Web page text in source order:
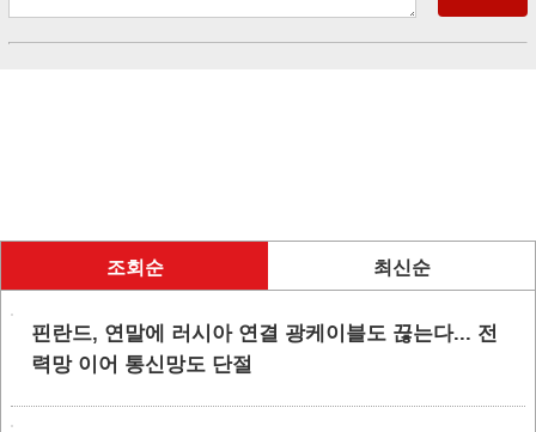
조회순 최신순
핀란드, 연말에 러시아 연결 광케이블도 끊는다... 전
력망 이어 통신망도 단절